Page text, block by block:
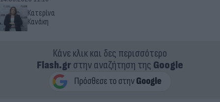
Κατερίνα
Κανάκη
Κάνε κλικ και δες περισσότερο
Flash.grστην αναζήτηση της Google